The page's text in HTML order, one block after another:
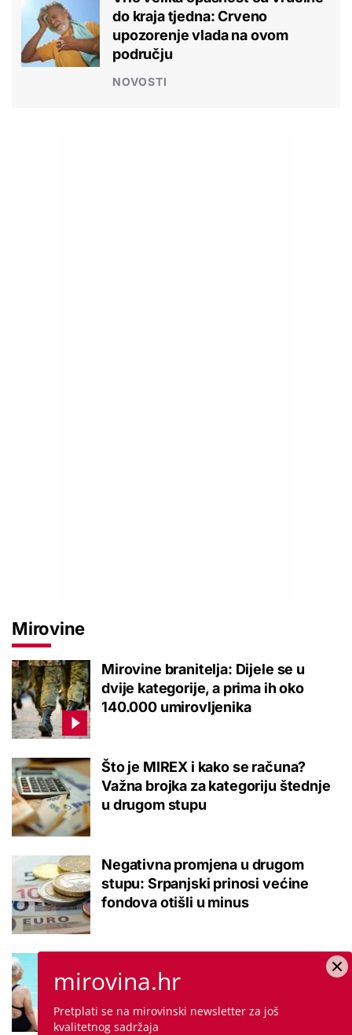
do kraja tjedna: Crveno
upozorenje vlada na ovom
području
NOVOSTI
Mirovine
Mirovine branitelja: Dijele se u
dvije kategorije, a prima ih oko
140.000 umirovljenika
Što je MIREX i kako se računa?
Važna brojka za kategoriju štednje
u drugom stupu
Negativna promjena u drugom
stupu: Srpanjski prinosi većine
fondova otišli u minus
besplatno: Građani se mogu
mirovina.hr
Pretplati se na mirovinski newsletter za još
kvalitetnog sadržaja